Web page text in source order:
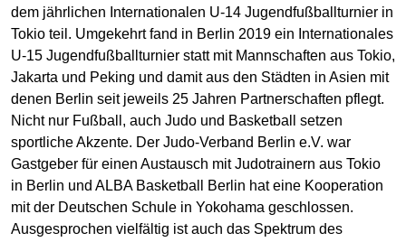
dem jährlichen Internationalen U-14 Jugendfußballturnier in
Tokio teil. Umgekehrt fand in Berlin 2019 ein Internationales
U-15 Jugendfußballturnier statt mit Mannschaften aus Tokio,
Jakarta und Peking und damit aus den Städten in Asien mit
denen Berlin seit jeweils 25 Jahren Partnerschaften pflegt.
Nicht nur Fußball, auch Judo und Basketball setzen
sportliche Akzente. Der Judo-Verband Berlin e.V. war
Gastgeber für einen Austausch mit Judotrainern aus Tokio
in Berlin und ALBA Basketball Berlin hat eine Kooperation
mit der Deutschen Schule in Yokohama geschlossen.
Ausgesprochen vielfältig ist auch das Spektrum des